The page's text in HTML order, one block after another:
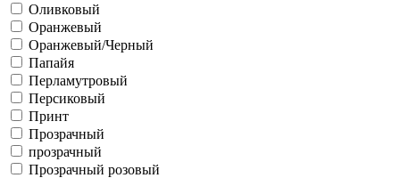
Оливковый
Оранжевый
Оранжевый/Черный
Папайя
Перламутровый
Персиковый
Принт
Прозрачный
прозрачный
Прозрачный розовый